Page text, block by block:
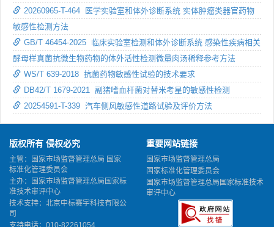
20260965-T-464 医学实验室和体外诊断系统 实体肿瘤类器官药物
敏感性检测方法
GB/T 46454-2025 临床实验室检测和体外诊断系统 感染性疾病相关
酵母样真菌抗微生物药物的体外活性检测微量肉汤稀释参考方法
WS/T 639-2018 抗菌药物敏感性试验的技术要求
DB42/T 1679-2021 副猪嗜血杆菌对替米考星的敏感性检测
20254591-T-339 汽车侧风敏感性道路试验及评价方法
版权所有 侵权必究
主管：国家市场监督管理总局 国家
标准化管理委员会
主办：国家市场监督管理总局国家标
准技术审评中心
技术支持：北京中标赛宇科技有限公
司
支持电话：010-82261054
重要网站链接
国家市场监督管理总局
国家标准化管理委员会
国家市场监督管理总局国家标准技术
审评中心